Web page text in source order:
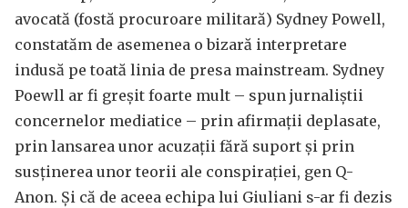
avocată (fostă procuroare militară) Sydney Powell,
constatăm de asemenea o bizară interpretare
indusă pe toată linia de presa mainstream. Sydney
Poewll ar fi greșit foarte mult – spun jurnaliștii
concernelor mediatice – prin afirmații deplasate,
prin lansarea unor acuzații fără suport și prin
susținerea unor teorii ale conspirației, gen Q-
Anon. Și că de aceea echipa lui Giuliani s-ar fi dezis